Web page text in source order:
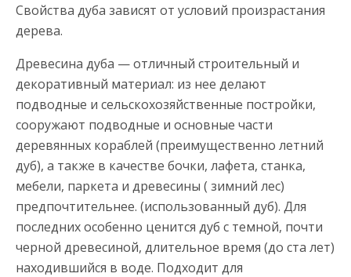
Свойства дуба зависят от условий произрастания
дерева.
Древесина дуба — отличный строительный и
декоративный материал: из нее делают
подводные и сельскохозяйственные постройки,
сооружают подводные и основные части
деревянных кораблей (преимущественно летний
дуб), а также в качестве бочки, лафета, станка,
мебели, паркета и древесины ( зимний лес)
предпочтительнее. (использованный дуб). Для
последних особенно ценится дуб с темной, почти
черной древесиной, длительное время (до ста лет)
находившийся в воде. Подходит для